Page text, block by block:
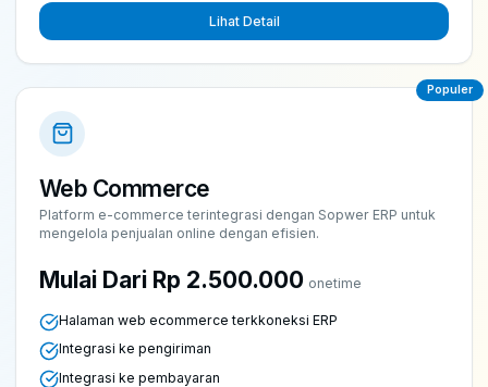
Lihat Detail
Populer
Web Commerce
Platform e-commerce terintegrasi dengan Sopwer ERP untuk
mengelola penjualan online dengan efisien.
Mulai Dari Rp 2.500.000 onetime
Halaman web ecommerce terkkoneksi ERP
Integrasi ke pengiriman
Integrasi ke pembayaran